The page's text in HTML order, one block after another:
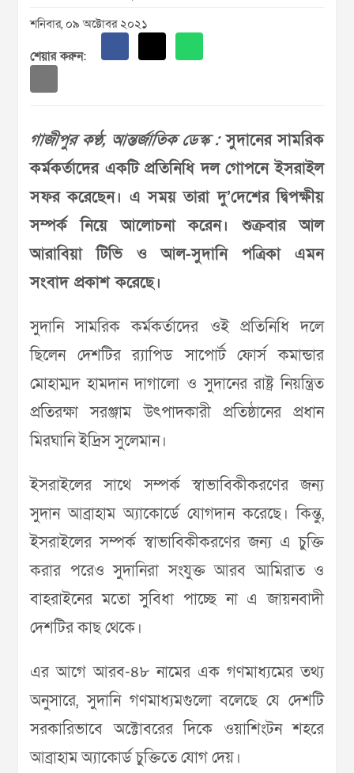
শনিবার, ০৯ অক্টোবর ২০২১
শেয়ার করুন:
গাজীপুর কণ্ঠ, আন্তর্জাতিক ডেস্ক :সুদানের সামরিক
কর্মকর্তাদের একটি প্রতিনিধি দল গোপনে ইসরাইল
সফর করেছেন। এ সময় তারা দু’দেশের দ্বিপক্ষীয়
সম্পর্ক নিয়ে আলোচনা করেন। শুক্রবার আল
আরাবিয়া টিভি ও আল-সুদানি পত্রিকা এমন
সংবাদ প্রকাশ করেছে।
সুদানি সামরিক কর্মকর্তাদের ওই প্রতিনিধি দলে
ছিলেন দেশটির র‌্যাপিড সাপোর্ট ফোর্স কমান্ডার
মোহাম্মদ হামদান দাগালো ও সুদানের রাষ্ট্র নিয়ন্ত্রিত
প্রতিরক্ষা সরঞ্জাম উৎপাদকারী প্রতিষ্ঠানের প্রধান
মিরঘানি ইদ্রিস সুলেমান।
ইসরাইলের সাথে সম্পর্ক স্বাভাবিকীকরণের জন্য
সুদান আব্রাহাম অ্যাকোর্ডে যোগদান করেছে। কিন্তু,
ইসরাইলের সম্পর্ক স্বাভাবিকীকরণের জন্য এ চুক্তি
করার পরেও সুদানিরা সংযুক্ত আরব আমিরাত ও
বাহরাইনের মতো সুবিধা পাচ্ছে না এ জায়নবাদী
দেশটির কাছ থেকে।
এর আগে আরব-৪৮ নামের এক গণমাধ্যমের তথ্য
অনুসারে, সুদানি গণমাধ্যমগুলো বলেছে যে দেশটি
সরকারিভাবে অক্টোবরের দিকে ওয়াশিংটন শহরে
আব্রাহাম অ্যাকোর্ড চুক্তিতে যোগ দেয়।